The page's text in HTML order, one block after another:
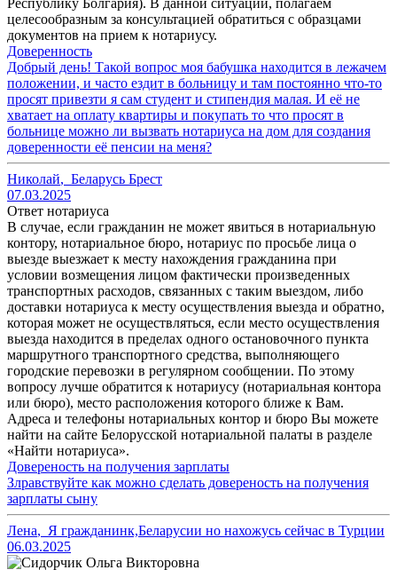
Республику Болгария). В данной ситуации, полагаем
целесообразным за консультацией обратиться с образцами
документов на прием к нотариусу.
Доверенность
Добрый день! Такой вопрос моя бабушка находится в лежачем
положении, и часто ездит в больницу и там постоянно что-то
просят привезти я сам студент и стипендия малая. И её не
хватает на оплату квартиры и покупать то что просят в
больнице можно ли вызвать нотариуса на дом для создания
доверенности её пенсии на меня?
Николай, Беларусь Брест
07.03.2025
Ответ нотариуса
В случае, если гражданин не может явиться в нотариальную
контору, нотариальное бюро, нотариус по просьбе лица о
выезде выезжает к месту нахождения гражданина при
условии возмещения лицом фактически произведенных
транспортных расходов, связанных с таким выездом, либо
доставки нотариуса к месту осуществления выезда и обратно,
которая может не осуществляться, если место осуществления
выезда находится в пределах одного остановочного пункта
маршрутного транспортного средства, выполняющего
городские перевозки в регулярном сообщении. По этому
вопросу лучше обратится к нотариусу (нотариальная контора
или бюро), место расположения которого ближе к Вам.
Адреса и телефоны нотариальных контор и бюро Вы можете
найти на сайте Белорусской нотариальной палаты в разделе
«Найти нотариуса».
Довереность на получения зарплаты
Злравствуйте как можно сделать довереность на получения
зарплаты сыну
Лена, Я гражданинк,Беларусии но нахожусь сейчас в Турции
06.03.2025